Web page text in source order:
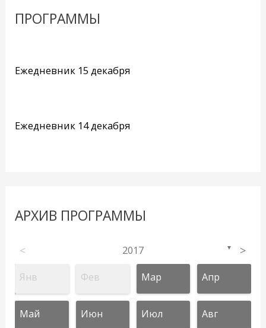
ПРОГРАММЫ
Ежедневник 15 декабря
Ежедневник 14 декабря
АРХИВ ПРОГРАММЫ
< 2017 ▼ >
Янв Фев Мар Апр
Май Июн Июл Авг